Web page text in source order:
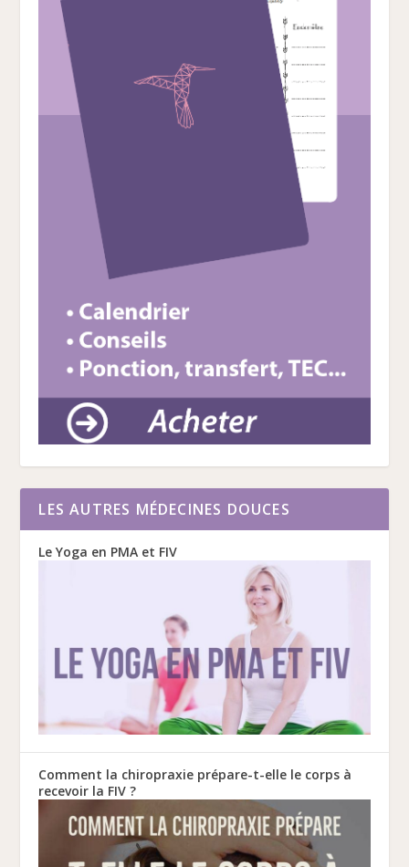
LES AUTRES MÉDECINES DOUCES
Le Yoga en PMA et FIV
Comment la chiropraxie prépare-t-elle le corps à
recevoir la FIV ?